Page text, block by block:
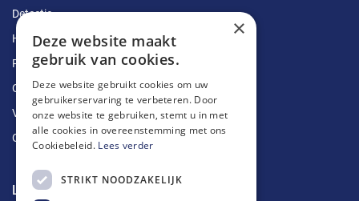
Detectie
Herstellingen
Ruimingen
Ontstoppingen
Vetputten
Ontkalking
Longin Service
×
Deze website maakt
gebruik van cookies.
Deze website gebruikt cookies om uw
gebruikerservaring te verbeteren. Door
onze website te gebruiken, stemt u in met
alle cookies in overeenstemming met ons
Cookiebeleid. Lees verder
STRIKT NOODZAKELIJK